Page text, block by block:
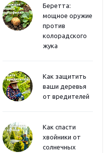
Беретта:
мощное оружие
против
колорадского
жука
Как защитить
ваши деревья
от вредителей
Как спасти
хвойники от
солнечных